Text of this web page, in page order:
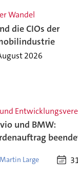
Wandel
die CIOs der
2026
und BMW:
Large